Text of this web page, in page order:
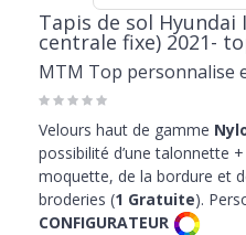
Tapis de sol Hyundai
centrale fixe) 2021-
MTM Top personnalise
Velours haut de gamme
possibilité d’une talonnette
moquette, de la bordure et
broderies (1 Gratuite).
CONFIGURATEUR